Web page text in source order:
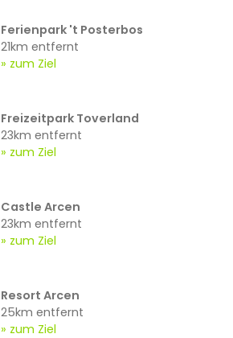
Ferienpark 't Posterbos
21km entfernt
zum Ziel
Freizeitpark Toverland
23km entfernt
zum Ziel
Castle Arcen
23km entfernt
zum Ziel
Resort Arcen
25km entfernt
zum Ziel